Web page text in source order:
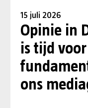
15 juli 2026
Opinie in
is tijd
ons